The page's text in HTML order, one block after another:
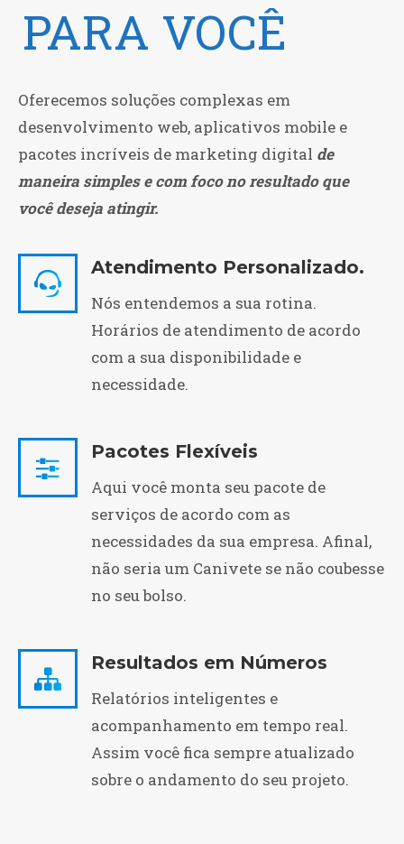
PARA VOCÊ
PARA SUA
EMPRESA
PARA SEUS
CLIENTES
Oferecemos soluções complexas em
desenvolvimento web, aplicativos mobile e
pacotes incríveis de marketing digital de
maneira simples e com foco no resultado que
você deseja atingir.
Atendimento Personalizado.
Nós entendemos a sua rotina.
Horários de atendimento de acordo
com a sua disponibilidade e
necessidade.
Pacotes Flexíveis
Aqui você monta seu pacote de
serviços de acordo com as
necessidades da sua empresa. Afinal,
não seria um Canivete se não coubesse
no seu bolso.
Resultados em Números
Relatórios inteligentes e
acompanhamento em tempo real.
Assim você fica sempre atualizado
sobre o andamento do seu projeto.